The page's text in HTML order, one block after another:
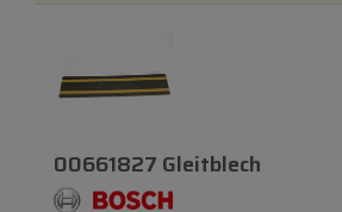
00661827 Gleitblech